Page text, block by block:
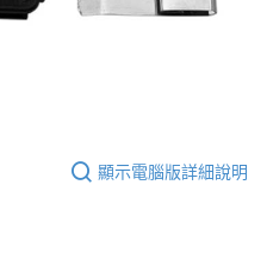
顯示電腦版詳細說明